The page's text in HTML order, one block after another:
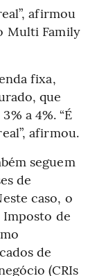
afirmou
Multi Family
fixa,
que
a 4%. “É
afirmou.
seguem
de
caso, o
de
de
(CRIs